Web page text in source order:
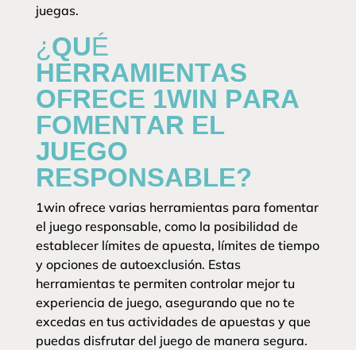
juegas.
¿QUÉ
HERRAMIENTAS
OFRECE 1WIN PARA
FOMENTAR EL
JUEGO
RESPONSABLE?
1win ofrece varias herramientas para fomentar
el juego responsable, como la posibilidad de
establecer límites de apuesta, límites de tiempo
y opciones de autoexclusión. Estas
herramientas te permiten controlar mejor tu
experiencia de juego, asegurando que no te
excedas en tus actividades de apuestas y que
puedas disfrutar del juego de manera segura.